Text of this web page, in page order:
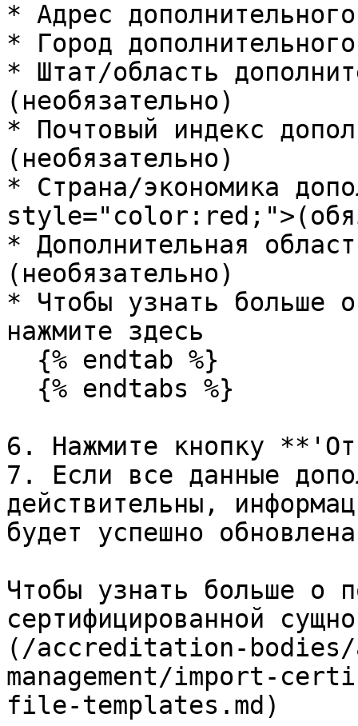
* Адрес
* Город
* Штат/область
(необязательно)
* Почтовый индекс
(необязательно)
* Страна/экономика
* Дополнительная
(необязательно)
* Чтобы узнать больше
нажмите здесь
6. Нажмите кнопку
7. Если все данные
действительны,
будет успешно обновлена
Чтобы узнать больше о
сертифицированной
(/accreditation-
management/import-
file-templates.md)